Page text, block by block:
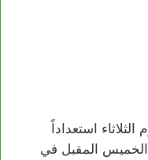
استعداداً
الخميس المقبل في